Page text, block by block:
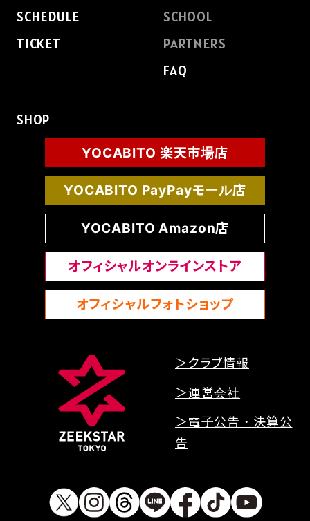
SCHEDULE
TICKET
SCHOOL
PARTNERS
FAQ
SHOP
YOCABITO 楽天市場店
YOCABITO PayPayモール店
YOCABITO Amazon店
オフィシャルオンラインストア
オフィシャルフォトショップ
＞クラブ情報
＞運営会社
＞電子公告・決算公
告